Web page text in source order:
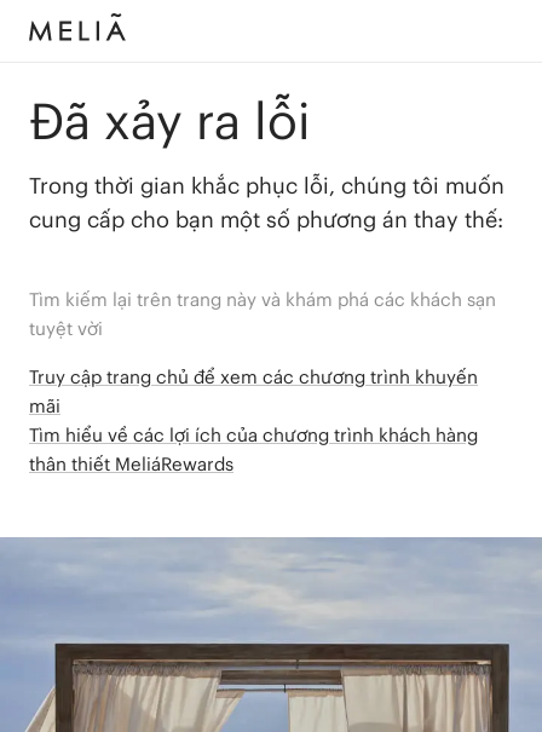
Đã xảy ra lỗi
Trong thời gian khắc phục lỗi, chúng tôi muốn
cung cấp cho bạn một số phương án thay thế:
Tìm kiếm lại trên trang này và khám phá các khách sạn
tuyệt vời
Truy cập trang chủ để xem các chương trình khuyến
mãi
Tìm hiểu về các lợi ích của chương trình khách hàng
thân thiết MeliáRewards